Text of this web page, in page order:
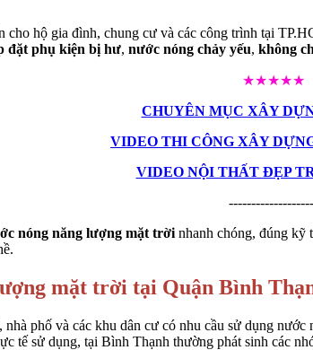
hộ gia đình, chung cư và các công trình tại
đặt phụ kiện bị hư, nước nóng chảy yếu, không
★★★★★
CHUYÊN MỤC XÂY
VIDEO THI CÔNG XÂY
VIDEO NỘI THẤT ĐẸP
nóng năng lượng mặt trời nhanh chóng, đúng kỹ
mặt trời tại Quận Bình
phố và các khu dân cư có nhu cầu sử dụng
tế sử dụng, tại Bình Thạnh thường phát sinh các